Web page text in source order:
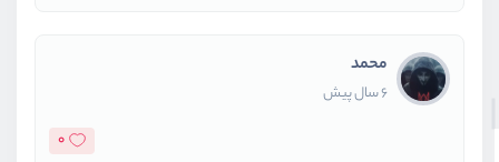
محمد
6 سال پیش
0